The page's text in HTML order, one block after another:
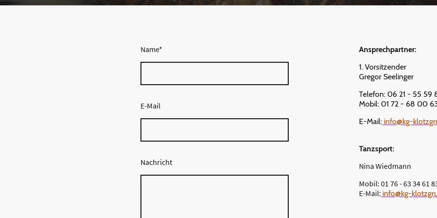
Name*
E-Mail
Nachricht
Ansprechpartner:
1. Vorsitzender
Gregor Seelinger
Telefon: 06 21 - 55 59
Mobil: 01 72 - 68 00
E-Mail: info@kg-
Tanzsport:
Nina Wiedmann
Mobil: 01 76 - 63 34 61
E-Mail: info@kg-